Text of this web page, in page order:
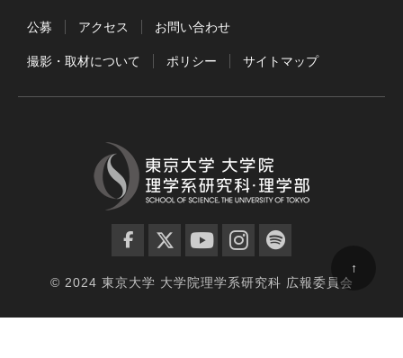
公募 アクセス お問い合わせ
撮影・取材について ポリシー サイトマップ
© 2024 東京大学 大学院理学系研究科 広報委員会
↑